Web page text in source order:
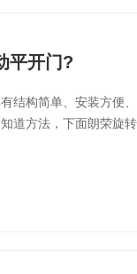
平开门?
结构简单、安装方便
道方法，下面朗荣旋